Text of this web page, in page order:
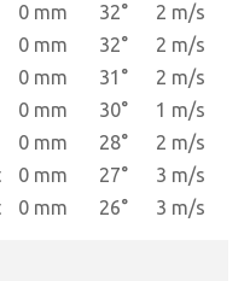
0 mm 32°
2 m/s
0 mm 32°
2 m/s
0 mm 31°
2 m/s
0 mm 30°
1 m/s
0 mm 28°
2 m/s
0 mm 27°
3 m/s
0 mm 26° 3 m/s